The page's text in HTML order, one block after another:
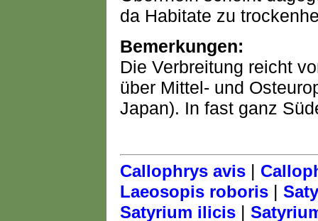
da Habitate zu
Bemerkungen:
Die Verbreitung reicht
über Mittel- und
Japan). In fast ganz
Callophrys avis |
Laeosopis roboris |
Satyrium ilicis |